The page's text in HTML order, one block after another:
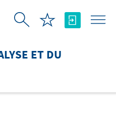
ET DU